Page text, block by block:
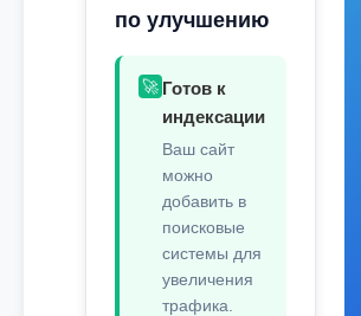
по улучшению
🚀 Готов к
индексации
Ваш сайт
можно
добавить в
поисковые
системы для
увеличения
трафика.